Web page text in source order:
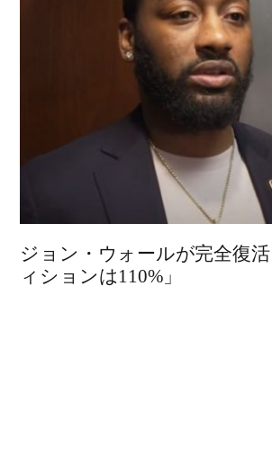
ジョン・ウォールが完全復
ィションは110%」